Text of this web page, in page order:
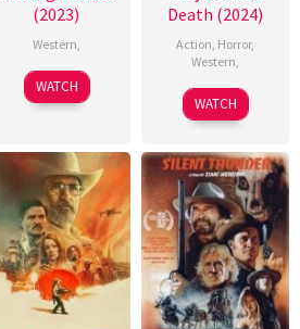
(2023)
Western,
WATCH
Death (2024)
Action, Horror,
Western,
WATCH